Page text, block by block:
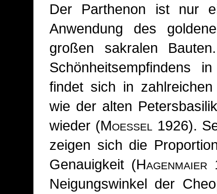
Der Parthenon ist nur
Anwendung des
großen sakralen
Schönheitsempfindens
findet sich in
wie der alten
wieder (Moessel
1926).
zeigen sich die
Genauigkeit (Hagenmaier
Neigungswinkel der